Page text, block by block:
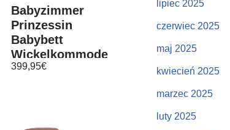
Babyzimmer
Prinzessin
Babybett
Wickelkommode
Bettwäsche Set
399,95€
lipiec 2025
czerwiec 2025
maj 2025
kwiecień 2025
marzec 2025
luty 2025